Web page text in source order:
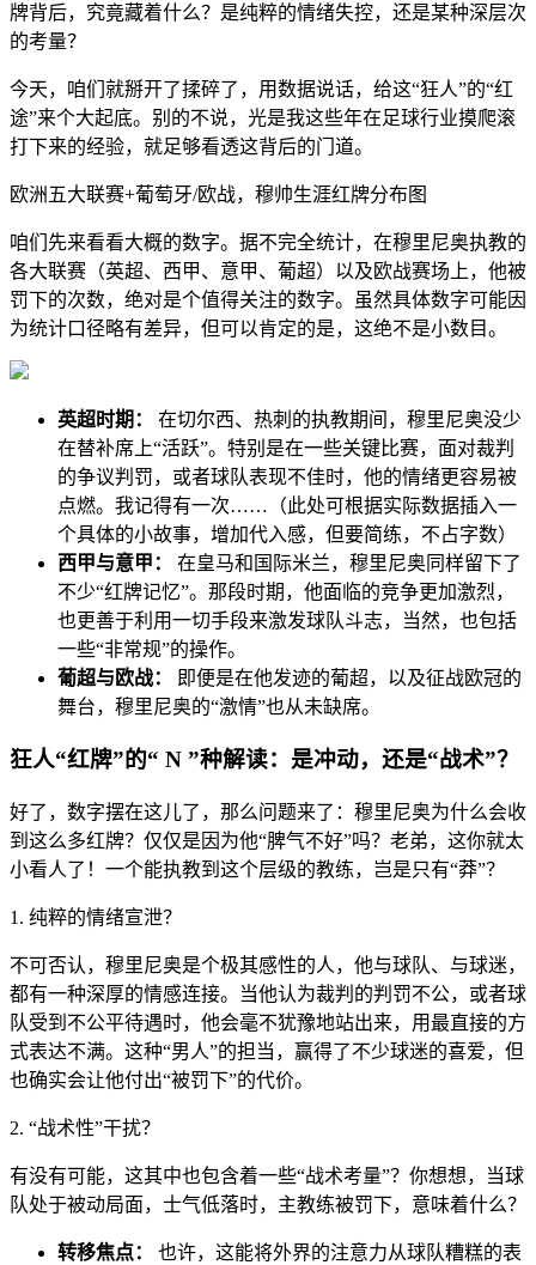
牌背后，究竟藏着什么？是纯粹的情绪失控，还是某种深层次
的考量？
今天，咱们就掰开了揉碎了，用数据说话，给这“狂人”的“红
途”来个大起底。别的不说，光是我这些年在足球行业摸爬滚
打下来的经验，就足够看透这背后的门道。
欧洲五大联赛+葡萄牙/欧战，穆帅生涯红牌分布图
咱们先来看看大概的数字。据不完全统计，在穆里尼奥执教的
各大联赛（英超、西甲、意甲、葡超）以及欧战赛场上，他被
罚下的次数，绝对是个值得关注的数字。虽然具体数字可能因
为统计口径略有差异，但可以肯定的是，这绝不是小数目。
英超时期：
在切尔西、热刺的执教期间，穆里尼奥没少
在替补席上“活跃”。特别是在一些关键比赛，面对裁判
的争议判罚，或者球队表现不佳时，他的情绪更容易被
点燃。我记得有一次……（此处可根据实际数据插入一
个具体的小故事，增加代入感，但要简练，不占字数）
西甲与意甲：
在皇马和国际米兰，穆里尼奥同样留下了
不少“红牌记忆”。那段时期，他面临的竞争更加激烈，
也更善于利用一切手段来激发球队斗志，当然，也包括
一些“非常规”的操作。
葡超与欧战：
即便是在他发迹的葡超，以及征战欧冠的
舞台，穆里尼奥的“激情”也从未缺席。
狂人“红牌”的“ N ”种解读：是冲动，还是“战术”？
好了，数字摆在这儿了，那么问题来了：穆里尼奥为什么会收
到这么多红牌？仅仅是因为他“脾气不好”吗？老弟，这你就太
小看人了！一个能执教到这个层级的教练，岂是只有“莽”？
1. 纯粹的情绪宣泄？
不可否认，穆里尼奥是个极其感性的人，他与球队、与球迷，
都有一种深厚的情感连接。当他认为裁判的判罚不公，或者球
队受到不公平待遇时，他会毫不犹豫地站出来，用最直接的方
式表达不满。这种“男人”的担当，赢得了不少球迷的喜爱，但
也确实会让他付出“被罚下”的代价。
2. “战术性”干扰？
有没有可能，这其中也包含着一些“战术考量”？你想想，当球
队处于被动局面，士气低落时，主教练被罚下，意味着什么？
转移焦点：
也许，这能将外界的注意力从球队糟糕的表